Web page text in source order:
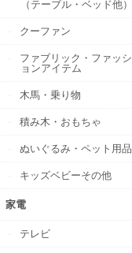
（テーブル・ベッド他）
クーファン
ファブリック・ファッシ
ョンアイテム
木馬・乗り物
積み木・おもちゃ
ぬいぐるみ・ペット用品
キッズベビーその他
家電
テレビ